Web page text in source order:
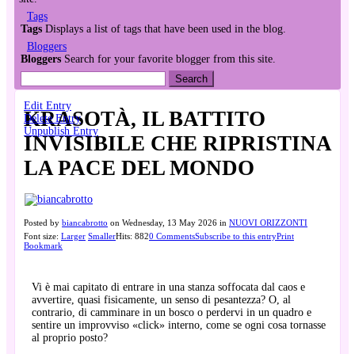
Tags
Tags Displays a list of tags that have been used in the blog.
Bloggers
Bloggers Search for your favorite blogger from this site.
Search
Edit Entry
Delete Entry
Unpublish Entry
KRASOTÀ, IL BATTITO
INVISIBILE CHE RIPRISTINA
LA PACE DEL MONDO
Posted by biancabrotto on Wednesday, 13 May 2026 in NUOVI ORIZZONTI
Font size: Larger SmallerHits: 8820 CommentsSubscribe to this entryPrint
Bookmark
Vi è mai capitato di entrare in una stanza soffocata dal caos e
avvertire, quasi fisicamente, un senso di pesantezza? O, al
contrario, di camminare in un bosco o perdervi in un quadro e
sentire un improvviso «click» interno, come se ogni cosa tornasse
al proprio posto?